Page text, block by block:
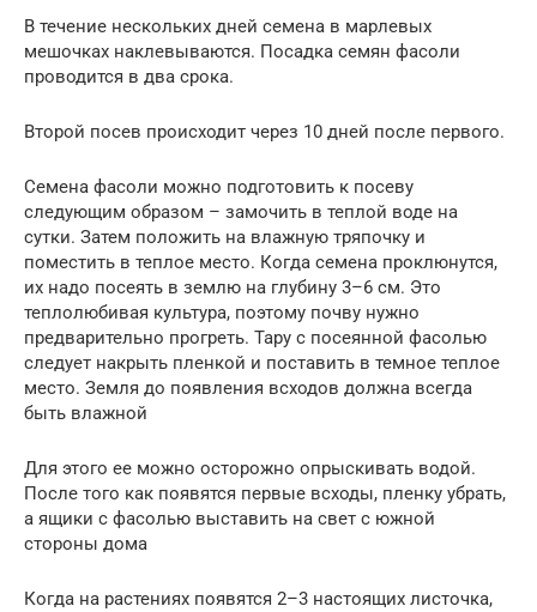
В течение нескольких дней семена в марлевых
мешочках наклевываются. Посадка семян фасоли
проводится в два срока.
Второй посев происходит через 10 дней после первого.
Семена фасоли можно подготовить к посеву
следующим образом – замочить в теплой воде на
сутки. Затем положить на влажную тряпочку и
поместить в теплое место. Когда семена проклюнутся,
их надо посеять в землю на глубину 3–6 см. Это
теплолюбивая культура, поэтому почву нужно
предварительно прогреть. Тару с посеянной фасолью
следует накрыть пленкой и поставить в темное теплое
место. Земля до появления всходов должна всегда
быть влажной
Для этого ее можно осторожно опрыскивать водой.
После того как появятся первые всходы, пленку убрать,
а ящики с фасолью выставить на свет с южной
стороны дома
Когда на растениях появятся 2–3 настоящих листочка,